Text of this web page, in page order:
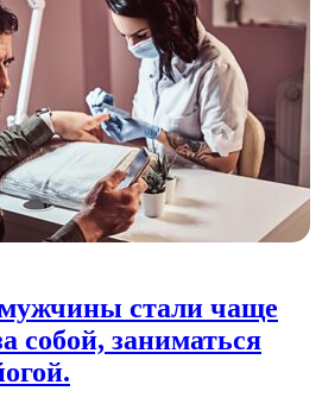
мужчины стали чаще
собой, заниматься